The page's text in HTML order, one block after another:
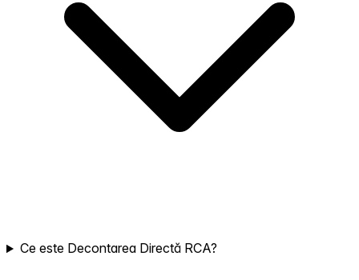
Ce este Decontarea Directă RCA?